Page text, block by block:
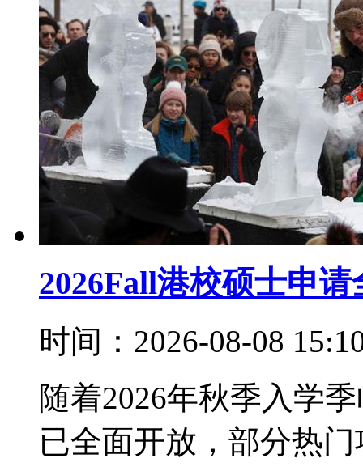
2026Fall港校硕士申
时间：2026-08-08
随着2026年秋季入学
已全面开放，部分热